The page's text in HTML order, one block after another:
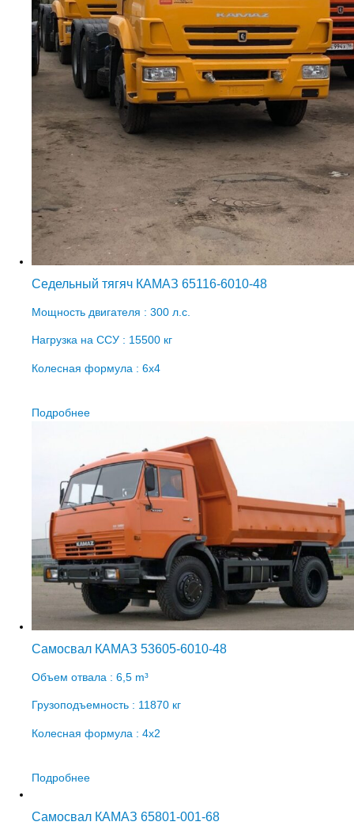
Седельный тягяч КАМАЗ 65116-6010-48
Мощность двигателя : 300 л.с.
Нагрузка на ССУ : 15500 кг
Колесная формула : 6х4
Подробнее
Самосвал КАМАЗ 53605-6010-48
Объем отвала : 6,5 m³
Грузоподъемность : 11870 кг
Колесная формула : 4х2
Подробнее
Самосвал КАМАЗ 65801-001-68